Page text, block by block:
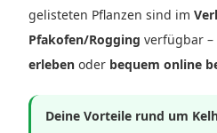
gelisteten Pflanzen sind im
Pfakofen/Rogging verfügbar
erleben oder bequem online
Deine Vorteile rund um